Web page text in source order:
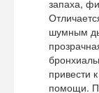
запаха,
шумным
привести
помощи.